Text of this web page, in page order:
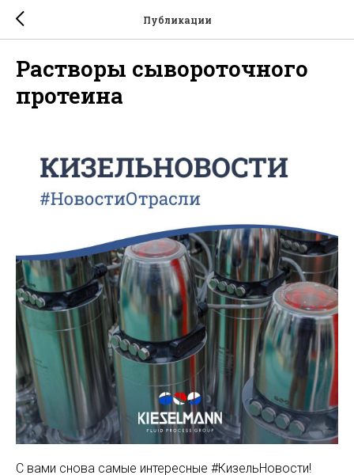
Публикации
Растворы сывороточного
протеина
С вами снова самые интересные #КизельНовости!